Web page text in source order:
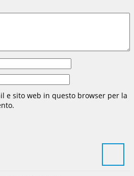
e sito web in questo browser per la